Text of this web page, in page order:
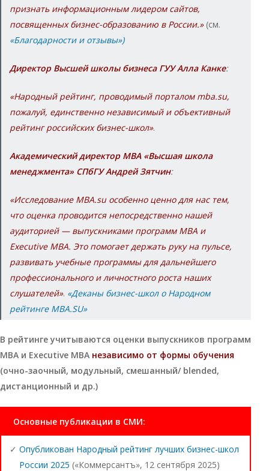
признать информационным лидером сайтов,
посвященных бизнес-образованию в России.»(см.
«Благодарности и отзывы»)
Директор Высшей школы бизнеса ГУУ Алла Канке:
«Народный рейтинг, проводимый порталом mba.su,
пожалуй, единственно независимый и объективный
рейтинг российских бизнес-школ».
Академический директор МВА «Высшая школа
менеджмента» СПбГУ Андрей Зятчин:
«Исследование MBA.su особенно ценно для нас тем,
что оценка проводится непосредственно нашей
аудиторией — выпускниками программ MBA и
Executive MBA. Это помогает держать руку на пульсе,
развивать учебные программы для дальнейшего
профессионального и личностного роста наших
слушателей». «Деканы бизнес-школ о Народном
рейтинге MBA.SU»
В рейтинге учитываются оценки выпускников программ
MBA и Executive MBA независимо от формы обучения
(очно-заочный, модульный, смешанный/ blended,
дистанционный и др.)
Основные публикации в СМИ:
Опубликован Народный рейтинг лучших бизнес-школ
России 2025 («Коммерсантъ», 12 сентября 2025)